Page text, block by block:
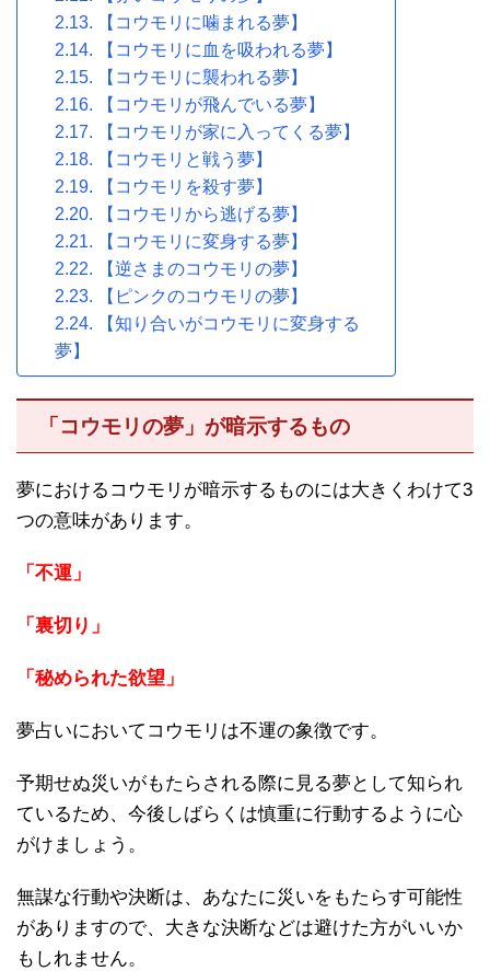
【コウモリに噛まれる夢】
【コウモリに血を吸われる夢】
【コウモリに襲われる夢】
【コウモリが飛んでいる夢】
【コウモリが家に入ってくる夢】
【コウモリと戦う夢】
【コウモリを殺す夢】
【コウモリから逃げる夢】
【コウモリに変身する夢】
【逆さまのコウモリの夢】
【ピンクのコウモリの夢】
【知り合いがコウモリに変身する
夢】
「コウモリの夢」が暗示するもの
夢におけるコウモリが暗示するものには大きくわけて3
つの意味があります。
「不運」
「裏切り」
「秘められた欲望」
夢占いにおいてコウモリは不運の象徴です。
予期せぬ災いがもたらされる際に見る夢として知られ
ているため、今後しばらくは慎重に行動するように心
がけましょう。
無謀な行動や決断は、あなたに災いをもたらす可能性
がありますので、大きな決断などは避けた方がいいか
もしれません。